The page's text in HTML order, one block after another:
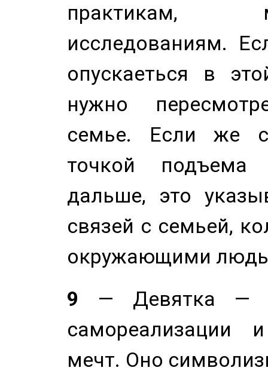
практикам,
исследованиям.
опускаеться в
нужно
семье. Если же
точкой
дальше, это
связей с семьей,
окружающими
9 — Девятка —
самореализации
мечт. Оно